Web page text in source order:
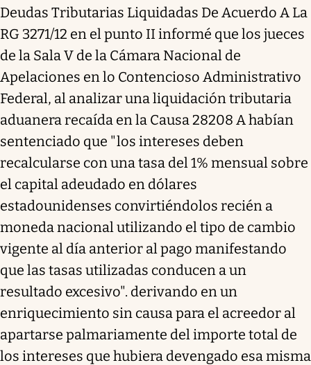
Deudas Tributarias Liquidadas De Acuerdo A La
RG 3271/12 en el punto II informé que los jueces
de la Sala V de la Cámara Nacional de
Apelaciones en lo Contencioso Administrativo
Federal, al analizar una liquidación tributaria
aduanera recaída en la Causa 28208 A habían
sentenciado que "los intereses deben
recalcularse con una tasa del 1% mensual sobre
el capital adeudado en dólares
estadounidenses convirtiéndolos recién a
moneda nacional utilizando el tipo de cambio
vigente al día anterior al pago manifestando
que las tasas utilizadas conducen a un
resultado excesivo". derivando en un
enriquecimiento sin causa para el acreedor al
apartarse palmariamente del importe total de
los intereses que hubiera devengado esa misma